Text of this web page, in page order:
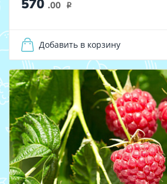
570 .00 i
Добавить в корзину